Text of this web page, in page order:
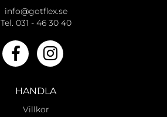
info@gotflex.se
Tel. 031 - 46 30 40
HANDLA
Villkor